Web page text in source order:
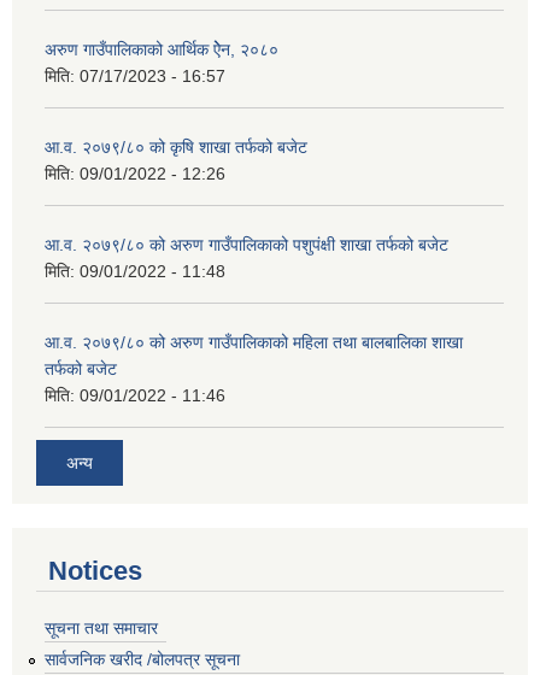
अरुण गाउँपालिकाको आर्थिक ऐेन, २०८०
मिति: 07/17/2023 - 16:57
आ.व. २०७९/८० को कृषि शाखा तर्फको बजेट
मिति: 09/01/2022 - 12:26
आ.व. २०७९/८० को अरुण गाउँपालिकाको पशुपंक्षी शाखा तर्फको बजेट
मिति: 09/01/2022 - 11:48
आ.व. २०७९/८० को अरुण गाउँपालिकाको महिला तथा बालबालिका शाखा
तर्फको बजेट
मिति: 09/01/2022 - 11:46
अन्य
Notices
सूचना तथा समाचार
सार्वजनिक खरीद /बोलपत्र सूचना